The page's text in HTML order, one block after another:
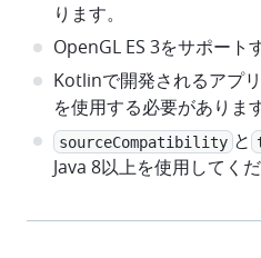
ります。
OpenGL ES 3をサポート
Kotlinで開発されるアプ
を使用する必要があります
sourceCompatibility と
Java 8以上を使用してくだ